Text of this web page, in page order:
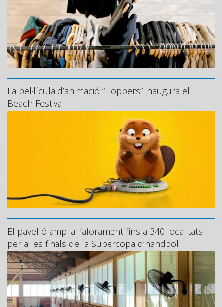
La pel·lícula d’animació “Hoppers” inaugura el
Beach Festival
El pavelló amplia l’aforament fins a 340 localitats
per a les finals de la Supercopa d’handbol